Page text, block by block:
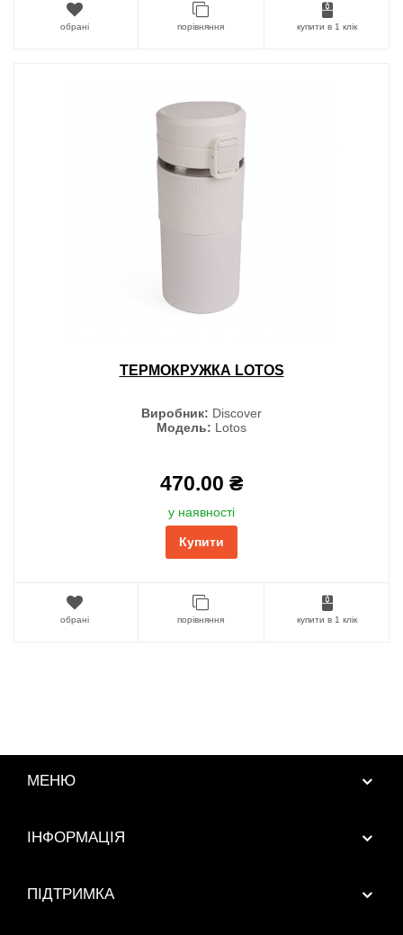
обрані порівняння купити в 1 клік
ТЕРМОКРУЖКА LOTOS
Виробник: Discover
Модель: Lotos
470.00 ₴
у наявності
Купити
обрані порівняння купити в 1 клік
МЕНЮ
ІНФОРМАЦІЯ
ПІДТРИМКА